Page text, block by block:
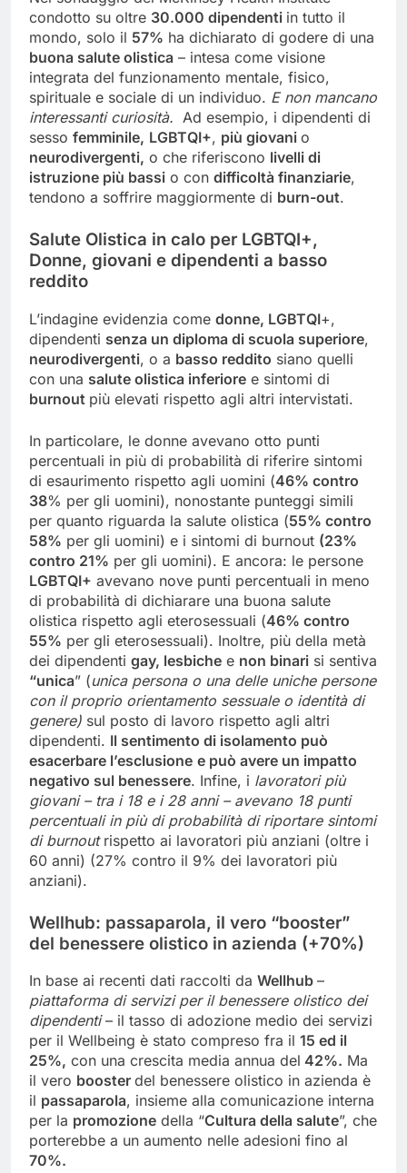
condotto su oltre 30.000 dipendenti in tutto il
mondo, solo il 57% ha dichiarato di godere di una
buona salute olistica – intesa come visione
integrata del funzionamento mentale, fisico,
spirituale e sociale di un individuo. E non mancano
interessanti curiosità. Ad esempio, i dipendenti di
sesso femminile, LGBTQI+, più giovani o
neurodivergenti, o che riferiscono livelli di
istruzione più bassi o con difficoltà finanziarie,
tendono a soffrire maggiormente di burn-out.
Salute Olistica in calo per LGBTQI+,
Donne, giovani e dipendenti a basso
reddito
L’indagine evidenzia come donne, LGBTQI+,
dipendenti senza un diploma di scuola superiore,
neurodivergenti, o a basso reddito siano quelli
con una salute olistica inferiore e sintomi di
burnout più elevati rispetto agli altri intervistati.
In particolare, le donne avevano otto punti
percentuali in più di probabilità di riferire sintomi
di esaurimento rispetto agli uomini (46% contro
38% per gli uomini), nonostante punteggi simili
per quanto riguarda la salute olistica (55% contro
58% per gli uomini) e i sintomi di burnout (23%
contro 21% per gli uomini). E ancora: le persone
LGBTQI+ avevano nove punti percentuali in meno
di probabilità di dichiarare una buona salute
olistica rispetto agli eterosessuali (46% contro
55% per gli eterosessuali). Inoltre, più della metà
dei dipendenti gay, lesbiche e non binari si sentiva
“unica” (unica persona o una delle uniche persone
con il proprio orientamento sessuale o identità di
genere) sul posto di lavoro rispetto agli altri
dipendenti. Il sentimento di isolamento può
esacerbare l’esclusione e può avere un impatto
negativo sul benessere. Infine, i lavoratori più
giovani – tra i 18 e i 28 anni – avevano 18 punti
percentuali in più di probabilità di riportare sintomi
di burnoutrispetto ai lavoratori più anziani (oltre i
60 anni) (27% contro il 9% dei lavoratori più
anziani).
Wellhub: passaparola, il vero “booster”
del benessere olistico in azienda (+70%)
In base ai recenti dati raccolti da Wellhub –
piattaforma di servizi per il benessere olistico dei
dipendenti– il tasso di adozione medio dei servizi
per il Wellbeing è stato compreso fra il 15 ed il
25%, con una crescita media annua del 42%. Ma
il vero booster del benessere olistico in azienda è
il passaparola, insieme alla comunicazione interna
per la promozione della “Cultura della salute”, che
porterebbe a un aumento nelle adesioni fino al
70%.